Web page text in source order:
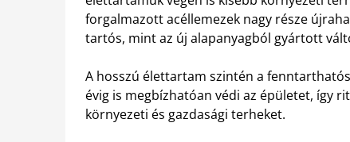
forgalmazott acéllemezek nagy része
tartós, mint az új alapanyagból gyártott
A hosszú élettartam szintén a
évig is megbízhatóan védi az épületet, így
környezeti és gazdasági terheket.